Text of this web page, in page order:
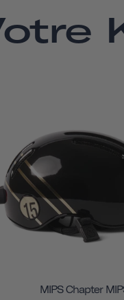
MIPS Chapter